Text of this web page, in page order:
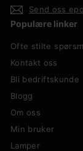
Send oss
Populære linker
Ofte stilte
Kontakt oss
Bli bedriftskunde
Blogg
Om oss
Min bruker
Lamper